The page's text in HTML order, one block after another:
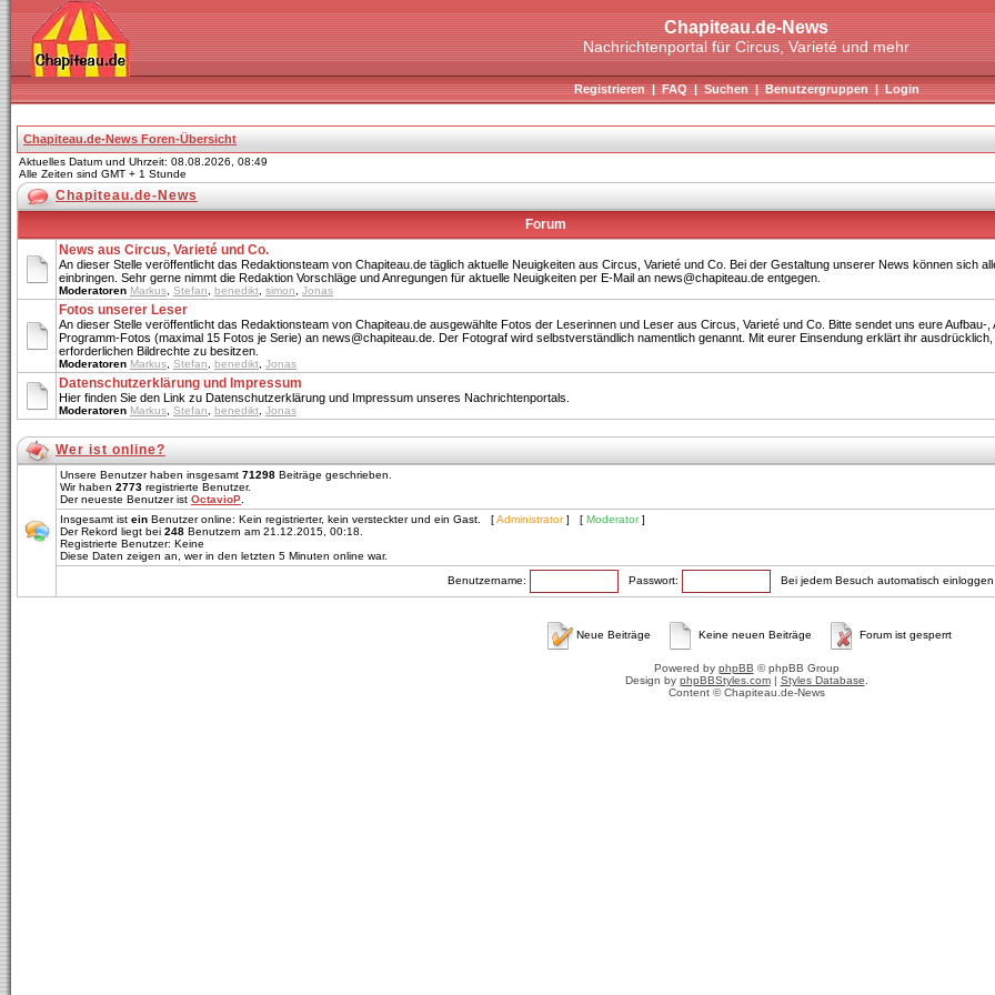
Chapiteau.de-News
Nachrichtenportal für Circus, Varieté und mehr
Registrieren|FAQ|Suchen|Benutzergruppen|Login
Chapiteau.de-News Foren-Übersicht
Aktuelles Datum und Uhrzeit: 08.08.2026, 08:49
Alle Zeiten sind GMT + 1 Stunde
Chapiteau.de-News
Forum
News aus Circus, Varieté und Co.
An dieser Stelle veröffentlicht das Redaktionsteam von Chapiteau.de täglich aktuelle Neuigkeiten aus Circus, Varieté und Co. Bei der Gestaltung unserer News können sich
einbringen. Sehr gerne nimmt die Redaktion Vorschläge und Anregungen für aktuelle Neuigkeiten per E-Mail an news@chapiteau.de entgegen.
Moderatoren Markus Stefan benedikt simon Jonas
Fotos unserer Leser
An dieser Stelle veröffentlicht das Redaktionsteam von Chapiteau.de ausgewählte Fotos der Leserinnen und Leser aus Circus, Varieté und Co. Bitte sendet uns eure Aufbau-,
Programm-Fotos (maximal 15 Fotos je Serie) an news@chapiteau.de. Der Fotograf wird selbstverständlich namentlich genannt. Mit eurer Einsendung erklärt ihr ausdrücklich,
erforderlichen Bildrechte zu besitzen.
Moderatoren Markus Stefan benedikt Jonas
Datenschutzerklärung und Impressum
Hier finden Sie den Link zu Datenschutzerklärung und Impressum unseres Nachrichtenportals.
Moderatoren Markus Stefan benedikt Jonas
Wer ist online?
Unsere Benutzer haben insgesamt 71298 Beiträge geschrieben.
Wir haben 2773 registrierte Benutzer.
Der neueste Benutzer ist OctavioP
Insgesamt ist ein Benutzer online: Kein registrierter, kein versteckter und ein Gast. [Administrator] [ Moderator]
Der Rekord liegt bei 248 Benutzern am 21.12.2015, 00:18.
Registrierte Benutzer: Keine
Diese Daten zeigen an, wer in den letzten 5 Minuten online war.
Benutzername: Passwort: Bei jedem Besuch automatisch
Neue Beiträge Keine neuen Beiträge Forum ist gesperrt
Powered by phpBB © phpBB Group
Design by phpBBStyles.com| Styles Database
Content © Chapiteau.de-News